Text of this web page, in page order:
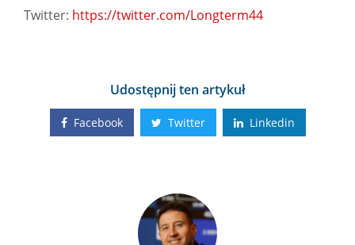
Twitter: https://twitter.com/Longterm44
Udostępnij ten artykuł
Facebook Twitter Linkedin